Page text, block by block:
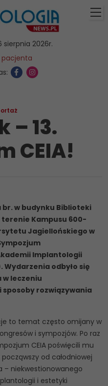
sierpnia 2026r.
pacjenta
– 13.
CEIA!
br. w budynku Biblioteki
Kampusu 600-
Jagiellońskiego w
Implantologii
Wydarzenia odbyło się
w leczeniu
rozwiązywania
to temat często omijany w
i sympozjów. Po raz
CEIA poświęcili mu
od całodniowej
– niekwestionowanego
i estetyki